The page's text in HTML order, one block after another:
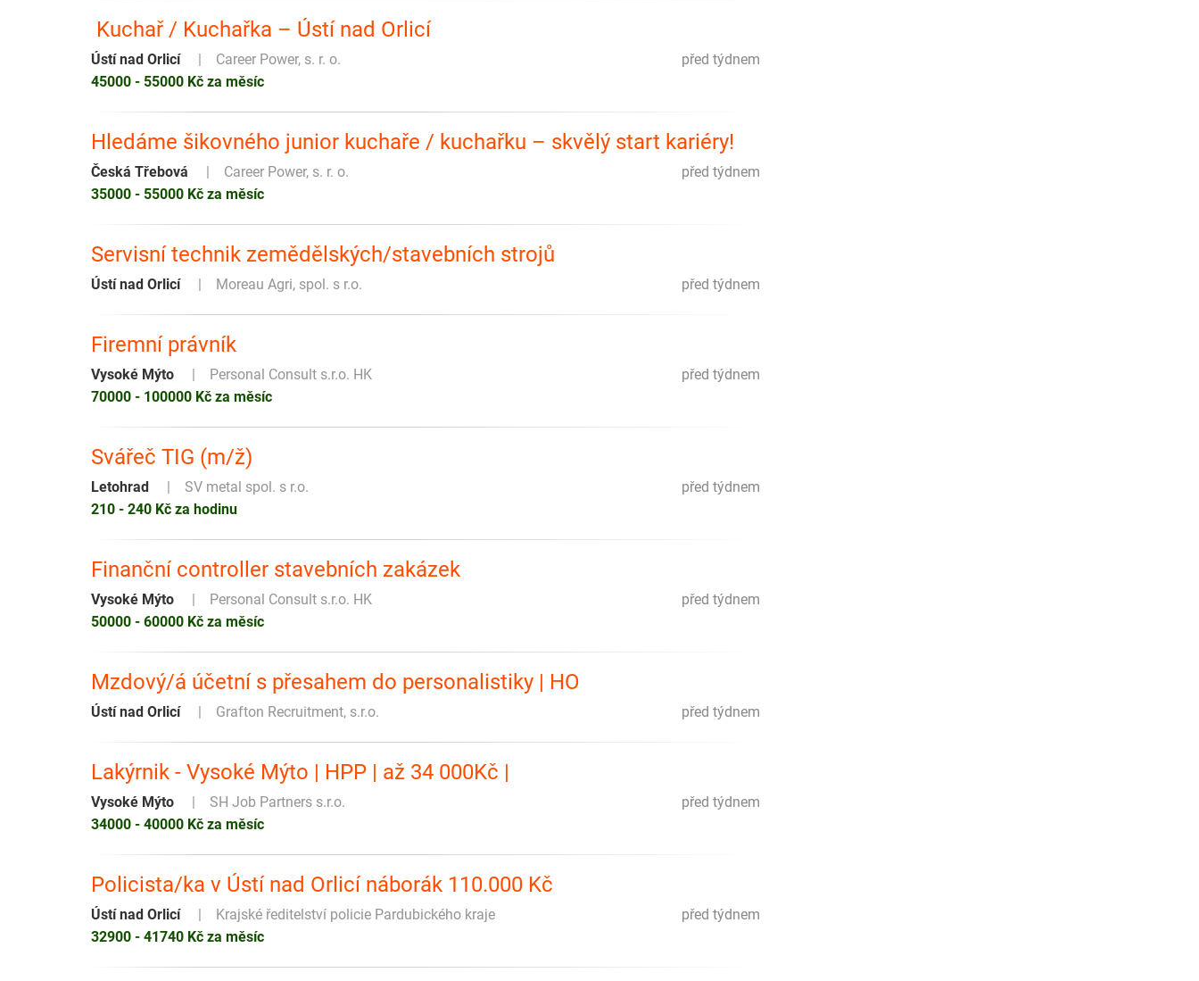
️ Kuchař / Kuchařka – Ústí nad Orlicí
před týdnem
Ústí nad Orlicí
Career Power, s. r. o.
45000 - 55000 Kč za měsíc
Hledáme šikovného junior kuchaře / kuchařku – skvělý start kariéry!
před týdnem
Česká Třebová
Career Power, s. r. o.
35000 - 55000 Kč za měsíc
Servisní technik zemědělských/stavebních strojů
před týdnem
Ústí nad Orlicí Moreau Agri, spol. s r.o.
Firemní právník
před týdnem
Vysoké Mýto
Personal Consult s.r.o. HK
70000 - 100000 Kč za měsíc
Svářeč TIG (m/ž)
před týdnem
Letohrad
SV metal spol. s r.o.
210 - 240 Kč za hodinu
Finanční controller stavebních zakázek
před týdnem
Vysoké Mýto
Personal Consult s.r.o. HK
50000 - 60000 Kč za měsíc
Mzdový/á účetní s přesahem do personalistiky | HO
před týdnem
Ústí nad Orlicí Grafton Recruitment, s.r.o.
Lakýrnik - Vysoké Mýto | HPP | až 34 000Kč |
před týdnem
Vysoké Mýto
SH Job Partners s.r.o.
34000 - 40000 Kč za měsíc
Policista/ka v Ústí nad Orlicí náborák 110.000 Kč
před týdnem
Ústí nad Orlicí
Krajské ředitelství policie Pardubického kraje
32900 - 41740 Kč za měsíc